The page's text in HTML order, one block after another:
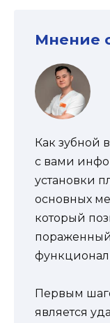
Мнение
Как зубной
с вами
установки
основных
который
пораженный
Первым
является